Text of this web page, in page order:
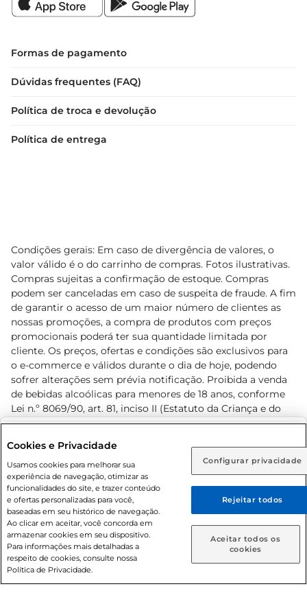
Rio de Janeiro (RJ) Goiás (GO)
Ou
Caso queira comprar online, informe como deseja receber
suas compras:
Entrega em casa Retire em Loja
Formas de pagamento
Dúvidas frequentes (FAQ)
Política de troca e devolução
Política de entrega
Condições gerais: Em caso de divergência de valores, o
valor válido é o do carrinho de compras. Fotos ilustrativas.
Compras sujeitas a confirmação de estoque. Compras
podem ser canceladas em caso de suspeita de fraude. A fim
de garantir o acesso de um maior número de clientes as
nossas promoções, a compra de produtos com preços
promocionais poderá ter sua quantidade limitada por
cliente. Os preços, ofertas e condições são exclusivos para
o e-commerce e válidos durante o dia de hoje, podendo
sofrer alterações sem prévia notificação. Proibida a venda
de bebidas alcoólicas para menores de 18 anos, conforme
Lei n.º 8069/90, art. 81, inciso II (Estatuto da Criança e do
Adolescente). Preços e condições exclusivos para o
prévio. O valor mínimo para as compras on-line é de R$
80,00.
© 2026 Copyright. Todos os direitos
reservados Prezunic.
Cookies e Privacidade
Usamos cookies para melhorar sua
experiência de navegação, otimizar as
funcionalidades do site, e trazer conteúdo
e ofertas personalizadas para você,
baseadas em seu histórico de navegação.
Ao clicar em aceitar, você concorda em
armazenar cookies em seu dispositivo.
Para informações mais detalhadas a
respeito de cookies, consulte nossa
Política de Privacidade.
Configurar privacidade
Rejeitar todos
Aceitar todos os
cookies